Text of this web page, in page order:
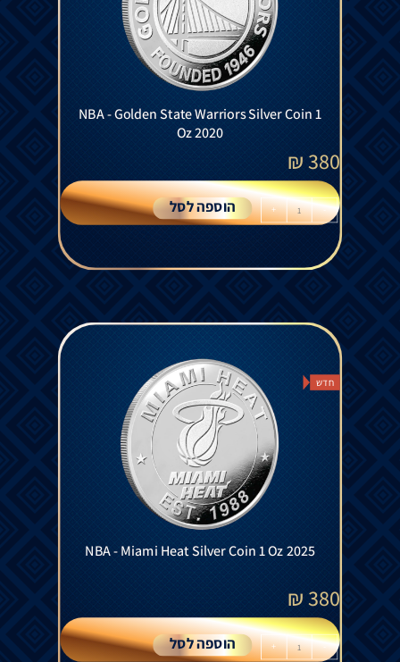
NBA - Golden State Warriors Silver Coin 1
Oz 2020
380
₪
-
+ הוספה לסל
חדש
NBA - Miami Heat Silver Coin 1 Oz 2025
380
₪
-
+ הוספה לסל